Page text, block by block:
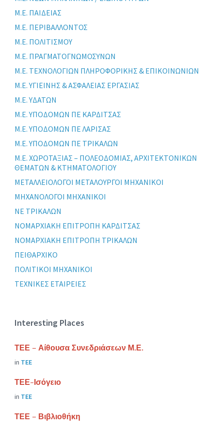
Μ.Ε. ΠΑΙΔΕΙΑΣ
Μ.Ε. ΠΕΡΙΒΑΛΛΟΝΤΟΣ
Μ.Ε. ΠΟΛΙΤΙΣΜΟΥ
Μ.Ε. ΠΡΑΓΜΑΤΟΓΝΩΜΟΣΥΝΩΝ
Μ.Ε. ΤΕΧΝΟΛΟΓΙΩΝ ΠΛΗΡΟΦΟΡΙΚΗΣ & ΕΠΙΚΟΙΝΩΝΙΩΝ
Μ.Ε. ΥΓΙΕΙΝΗΣ & ΑΣΦΑΛΕΙΑΣ ΕΡΓΑΣΙΑΣ
Μ.Ε. ΥΔΑΤΩΝ
Μ.Ε. ΥΠΟΔΟΜΩΝ ΠΕ ΚΑΡΔΙΤΣΑΣ
Μ.Ε. ΥΠΟΔΟΜΩΝ ΠΕ ΛΑΡΙΣΑΣ
Μ.Ε. ΥΠΟΔΟΜΩΝ ΠΕ ΤΡΙΚΑΛΩΝ
Μ.Ε. ΧΩΡΟΤΑΞΙΑΣ – ΠΟΛΕΟΔΟΜΙΑΣ, ΑΡΧΙΤΕΚΤΟΝΙΚΩΝ
ΘΕΜΑΤΩΝ & ΚΤΗΜΑΤΟΛΟΓΙΟΥ
ΜΕΤΑΛΛΕΙΟΛΟΓΟΙ ΜΕΤΑΛΟΥΡΓΟΙ ΜΗΧΑΝΙΚΟΙ
ΜΗΧΑΝΟΛΟΓΟΙ ΜΗΧΑΝΙΚΟΙ
ΝΕ ΤΡΙΚΑΛΩΝ
ΝΟΜΑΡΧΙΑΚΗ ΕΠΙΤΡΟΠΗ ΚΑΡΔΙΤΣΑΣ
ΝΟΜΑΡΧΙΑΚΗ ΕΠΙΤΡΟΠΗ ΤΡΙΚΑΛΩΝ
ΠΕΙΘΑΡΧΙΚΟ
ΠΟΛΙΤΙΚΟΙ ΜΗΧΑΝΙΚΟΙ
ΤΕΧΝΙΚΕΣ ΕΤΑΙΡΕΙΕΣ
Interesting Places
ΤΕΕ – Αίθουσα Συνεδριάσεων Μ.Ε.
in ΤΕΕ
ΤΕΕ-Ισόγειο
in ΤΕΕ
ΤΕΕ – Βιβλιοθήκη